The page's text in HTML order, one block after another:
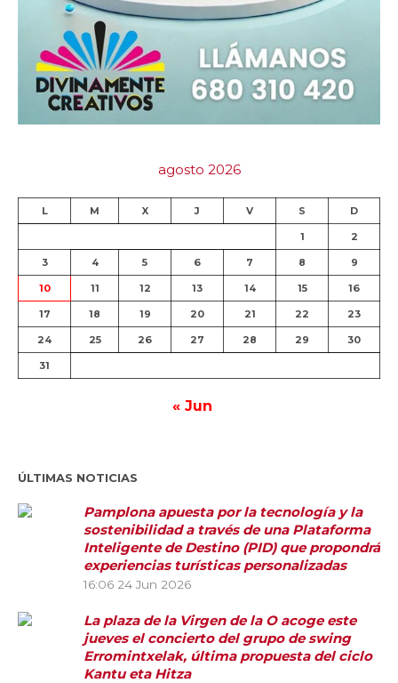
agosto 2026
L M X J V S D
1 2
3 4 5 6 7 8 9
10 11 12 13 14 15 16
17 18 19 20 21 22 23
24 25 26 27 28 29 30
31
« Jun
ÚLTIMAS NOTICIAS
Pamplona apuesta por la tecnología y la
sostenibilidad a través de una Plataforma
Inteligente de Destino (PID) que propondrá
experiencias turísticas personalizadas
16:06 24 Jun 2026
La plaza de la Virgen de la O acoge este
jueves el concierto del grupo de swing
Erromintxelak, última propuesta del ciclo
Kantu eta Hitza